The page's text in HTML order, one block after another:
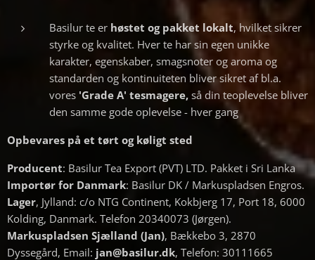
Basilur te er høstet og pakket lokalt, hvilket sikrer
styrke og kvalitet. Hver te har sin egen unikke
karakter, egenskaber, smagsnoter og aroma og
standarden og kontinuiteten bliver sikret af bl.a.
vores 'Grade A' tesmagere, så din teoplevelse bliver
den samme gode oplevelse - hver gang
Opbevares på et tørt og køligt sted
Producent: Basilur Tea Export (PVT) LTD. Pakket i Sri Lanka
Importør for Danmark: Basilur DK / Markuspladsen Engros.
Lager, Jylland: c/o NTG Continent, Kokbjerg 17, Port 18, 6000
Kolding, Danmark. Telefon 20340073 (Jørgen).
Markuspladsen Sjælland (Jan), Bækkebo 3, 2870
Dyssegård, Email: jan@basilur.dk, Telefon: 30111665